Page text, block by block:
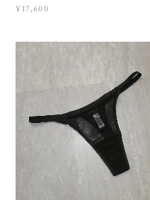
¥17,600